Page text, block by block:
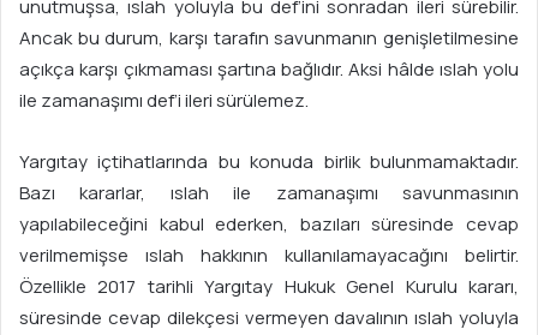
unutmuşsa, ıslah yoluyla bu def’ini sonradan ileri sürebilir.
Ancak bu durum, karşı tarafın savunmanın genişletilmesine
açıkça karşı çıkmaması şartına bağlıdır. Aksi hâlde ıslah yolu
ile zamanaşımı def’i ileri sürülemez.
Yargıtay içtihatlarında bu konuda birlik bulunmamaktadır.
Bazı kararlar, ıslah ile zamanaşımı savunmasının
yapılabileceğini kabul ederken, bazıları süresinde cevap
verilmemişse ıslah hakkının kullanılamayacağını belirtir.
Özellikle 2017 tarihli Yargıtay Hukuk Genel Kurulu kararı,
süresinde cevap dilekçesi vermeyen davalının ıslah yoluyla